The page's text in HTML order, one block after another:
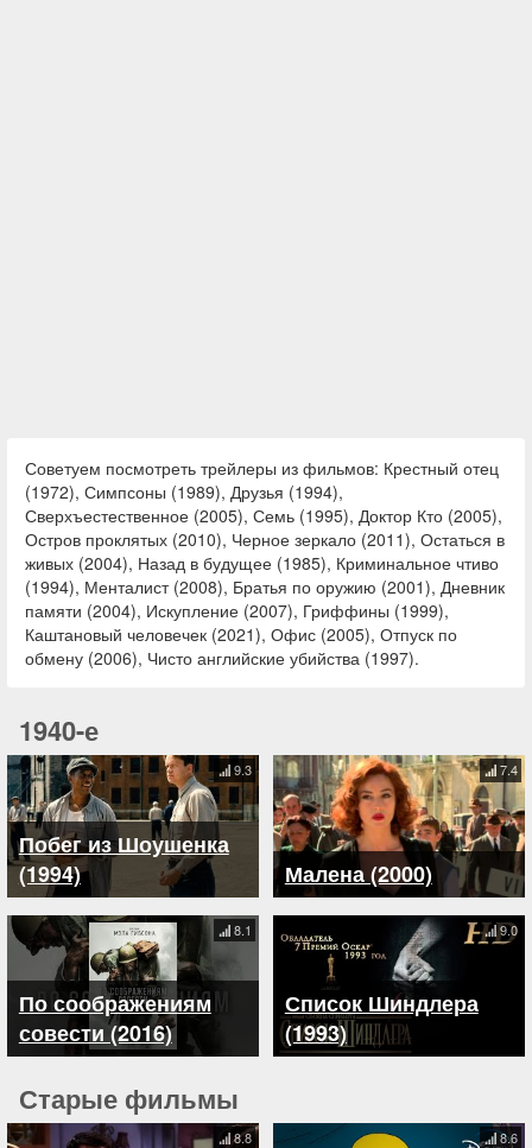
Советуем посмотреть трейлеры из фильмов: Крестный отец
(1972), Симпсоны (1989), Друзья (1994),
Сверхъестественное (2005), Семь (1995), Доктор Кто (2005),
Остров проклятых (2010), Черное зеркало (2011), Остаться в
живых (2004), Назад в будущее (1985), Криминальное чтиво
(1994), Менталист (2008), Братья по оружию (2001), Дневник
памяти (2004), Искупление (2007), Гриффины (1999),
Каштановый человечек (2021), Офис (2005), Отпуск по
обмену (2006), Чисто английские убийства (1997).
1940-е
Побег из Шоушенка
(1994)
9.3
Малена (2000)
7.4
По соображениям
совести (2016)
8.1
Список Шиндлера
(1993)
9.0
Старые фильмы
8.8 8.6